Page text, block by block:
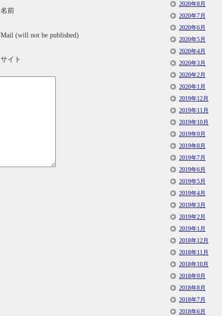
名前
Mail (will not be published)
サイト
2020年8月
2020年7月
2020年6月
2020年5月
2020年4月
2020年3月
2020年2月
2020年1月
2019年12月
2019年11月
2019年10月
2019年9月
2019年8月
2019年7月
2019年6月
2019年5月
2019年4月
2019年3月
2019年2月
2019年1月
2018年12月
2018年11月
2018年10月
2018年9月
2018年8月
2018年7月
2018年6月